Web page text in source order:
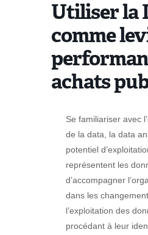
Utiliser la
comme
achats
Se familiariser avec
de la data, la data
potentiel
représentent les
d’accompagner
dans les
l’exploitation des
procédant à leur